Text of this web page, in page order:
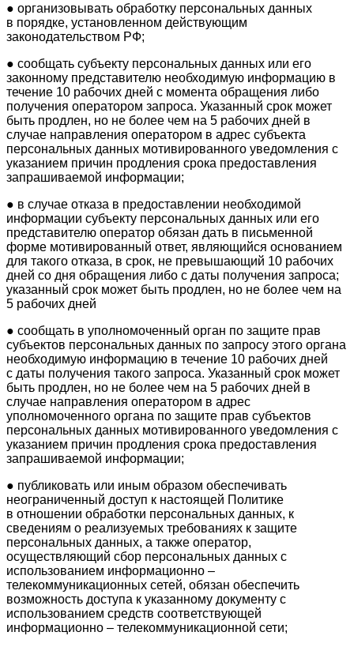
● организовывать обработку персональных данных
в порядке, установленном действующим
законодательством РФ;
● сообщать субъекту персональных данных или его
законному представителю необходимую информацию в
течение 10 рабочих дней с момента обращения либо
получения оператором запроса. Указанный срок может
быть продлен, но не более чем на 5 рабочих дней в
случае направления оператором в адрес субъекта
персональных данных мотивированного уведомления с
указанием причин продления срока предоставления
запрашиваемой информации;
● в случае отказа в предоставлении необходимой
информации субъекту персональных данных или его
представителю оператор обязан дать в письменной
форме мотивированный ответ, являющийся основанием
для такого отказа, в срок, не превышающий 10 рабочих
дней со дня обращения либо с даты получения запроса;
указанный срок может быть продлен, но не более чем на
5 рабочих дней
● сообщать в уполномоченный орган по защите прав
субъектов персональных данных по запросу этого органа
необходимую информацию в течение 10 рабочих дней
с даты получения такого запроса. Указанный срок может
быть продлен, но не более чем на 5 рабочих дней в
случае направления оператором в адрес
уполномоченного органа по защите прав субъектов
персональных данных мотивированного уведомления с
указанием причин продления срока предоставления
запрашиваемой информации;
● публиковать или иным образом обеспечивать
неограниченный доступ к настоящей Политике
в отношении обработки персональных данных, к
сведениям о реализуемых требованиях к защите
персональных данных, а также оператор,
осуществляющий сбор персональных данных с
использованием информационно –
телекоммуникационных сетей, обязан обеспечить
возможность доступа к указанному документу с
использованием средств соответствующей
информационно – телекоммуникационной сети;